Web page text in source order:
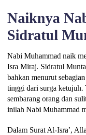
Naiknya
Sidratul
Nabi Muhammad naik
Isra Miraj. Sidratul
bahkan menurut
tinggi dari surga ketujuh.
sembarang orang dan
inilah Nabi Muhammad
Dalam Surat Al-Isra’,